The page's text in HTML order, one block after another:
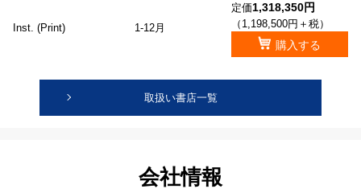
Inst. (Print) 1-12月
定価1,318,350円
（1,198,500円＋税）
購入する
取扱い書店一覧
会社情報